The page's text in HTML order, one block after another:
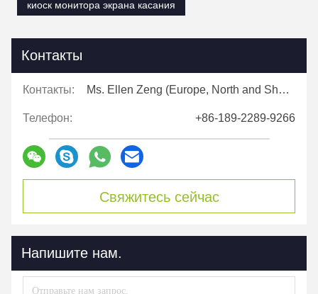
киоск монитора экрана касания
Контакты
Контакты: Ms. Ellen Zeng (Europe, North and Shouth America)
Телефон: +86-189-2289-9266
Свяжитесь сейчас
Напишите нам.